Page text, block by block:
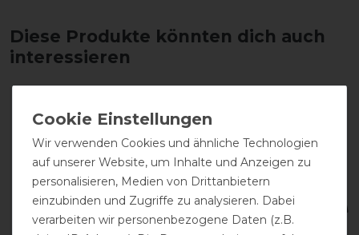
Diese Produkte könnten dich auch
interessieren
Wir verwenden Cookies und ähnliche Technologien
auf unserer Website, um Inhalte und Anzeigen zu
personalisieren, Medien von Drittanbietern
einzubinden und Zugriffe zu analysieren. Dabei
verarbeiten wir personenbezogene Daten (z.B.